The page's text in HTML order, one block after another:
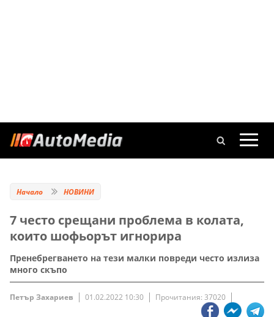
Начало НОВИНИ
7 често срещани проблема в колата,
които шофьорът игнорира
Пренебрегването на тези малки повреди често излиза
много скъпо
Петър Захариев 01.02.2022 10:30 Прочитания: 37020